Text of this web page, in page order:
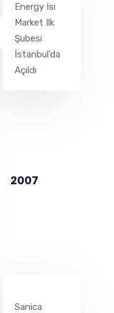
Energy Isı
Market Ilk
Şubesi
İstanbul’da
Açıldı
2007
Sanica